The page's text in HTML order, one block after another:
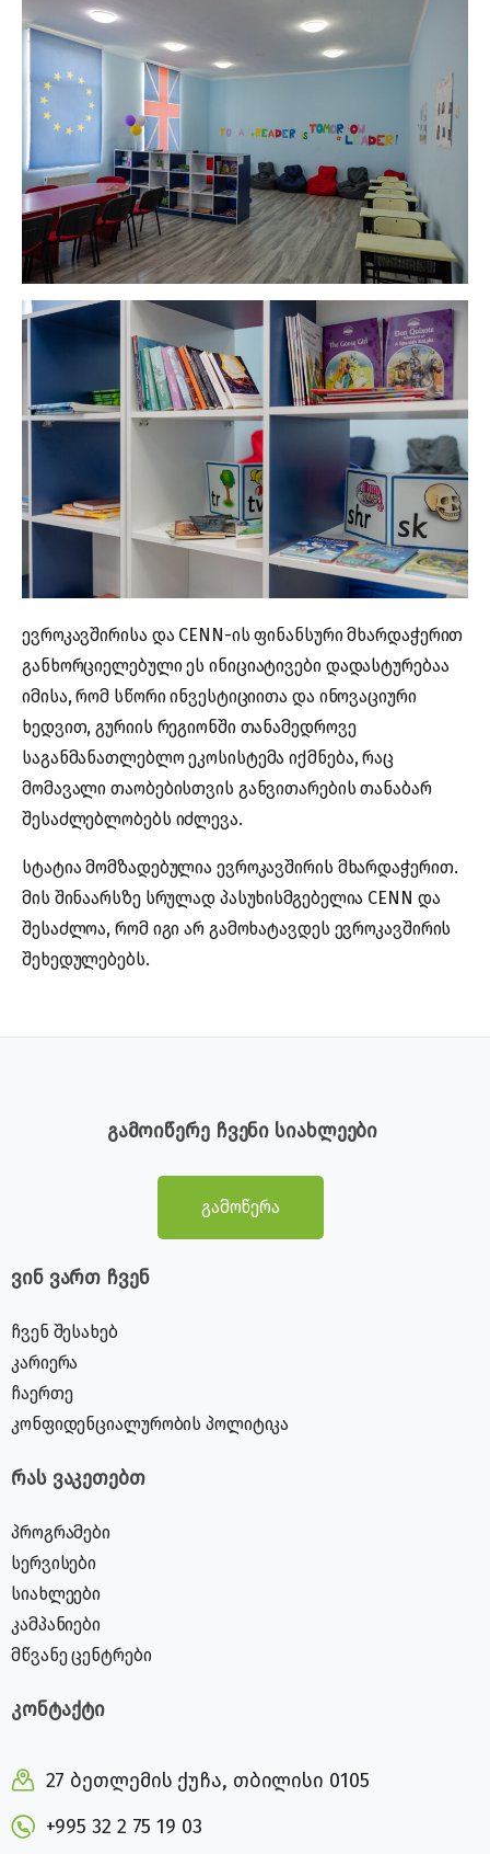
ევროკავშირისა და CENN-ის ფინანსური მხარდაჭერით
განხორციელებული ეს ინიციატივები დადასტურებაა
იმისა, რომ სწორი ინვესტიციითა და ინოვაციური
ხედვით, გურიის რეგიონში თანამედროვე
საგანმანათლებლო ეკოსისტემა იქმნება, რაც
მომავალი თაობებისთვის განვითარების თანაბარ
შესაძლებლობებს იძლევა.
სტატია მომზადებულია ევროკავშირის მხარდაჭერით.
მის შინაარსზე სრულად პასუხისმგებელია CENN და
შესაძლოა, რომ იგი არ გამოხატავდეს ევროკავშირის
შეხედულებებს.
გამოიწერე ჩვენი სიახლეები
გამოწერა
ვინ ვართ ჩვენ
ჩვენ შესახებ
კარიერა
ჩაერთე
კონფიდენციალურობის პოლიტიკა
რას ვაკეთებთ
პროგრამები
სერვისები
სიახლეები
კამპანიები
მწვანე ცენტრები
კონტაქტი
27 ბეთლემის ქუჩა, თბილისი 0105
+995 32 2 75 19 03